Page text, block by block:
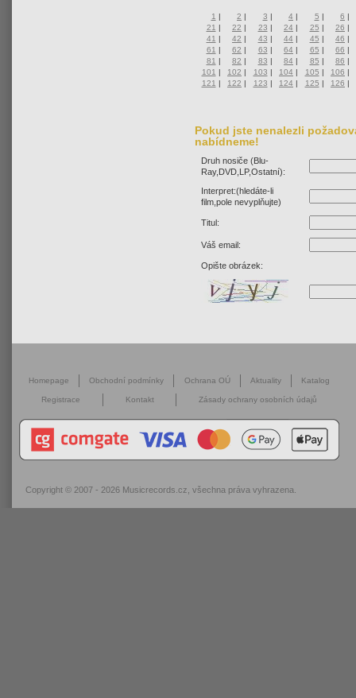
1 | 2 | 3 | 4 | 5 | 6 |
21 | 22 | 23 | 24 | 25 | 26 |
41 | 42 | 43 | 44 | 45 | 46 |
61 | 62 | 63 | 64 | 65 | 66 |
81 | 82 | 83 | 84 | 85 | 86 |
101 | 102 | 103 | 104 | 105 | 106 |
121 | 122 | 123 | 124 | 125 | 126 |
Pokud jste nenalezli
nabídneme!
Druh nosiče (Blu-
Ray,DVD,LP,Ostatní):
Interpret:(hledáte-li
film,pole nevyplňujte)
Titul:
Váš email:
Opište obrázek:
Homepage Obchodní podmínky Ochrana OÚ Aktuality Katalog
Registrace Kontakt Zásady ochrany osobních údajů
Copyright © 2007 - 2026 Musicrecords.cz , všechna práva vyhrazena.